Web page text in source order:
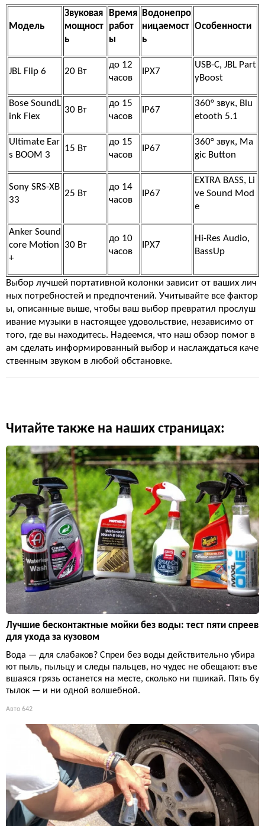
Модель
Звуковая
мощност
ь
Время
работ
ы
Водонепро
ницаемост
ь
Особенности
JBL Flip 6 20 Вт
до 12
часов
IPX7
USB-C, JBL Part
yBoost
Bose SoundL
ink Flex
30 Вт
до 15
часов
IP67
360° звук, Blu
etooth 5.1
Ultimate Ear
s BOOM 3
15 Вт
до 15
часов
IP67
360° звук, Ma
gic Button
Sony SRS-XB
33
25 Вт
до 14
часов
IP67
EXTRA BASS, Li
ve Sound Mod
e
Anker Sound
core Motion
+
30 Вт
до 10
часов
IPX7
Hi-Res Audio,
BassUp
Выбор лучшей портативной колонки зависит от ваших лич
ных потребностей и предпочтений. Учитывайте все фактор
ы, описанные выше, чтобы ваш выбор превратил прослуш
ивание музыки в настоящее удовольствие, независимо от
того, где вы находитесь. Надеемся, что наш обзор помог в
ам сделать информированный выбор и наслаждаться каче
ственным звуком в любой обстановке.
Читайте также на наших страницах:
Лучшие бесконтактные мойки без воды: тест пяти спреев
для ухода за кузовом
Вода — для слабаков? Спреи без воды действительно убира
ют пыль, пыльцу и следы пальцев, но чудес не обещают: въе
вшаяся грязь останется на месте, сколько ни пшикай. Пять бу
тылок — и ни одной волшебной.
Авто 642